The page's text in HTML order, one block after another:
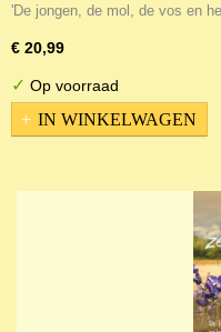
paard
'De jongen, de mol, de vos en
€ 20,99
✓ Op voorraad
IN WINKELWAGEN